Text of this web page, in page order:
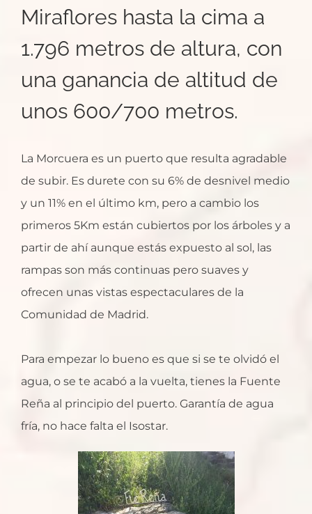
Miraflores hasta la cima a
1.796 metros de altura, con
una ganancia de altitud de
unos 600/700 metros.
La Morcuera es un puerto que resulta agradable
de subir. Es durete con su 6% de desnivel medio
y un 11% en el último km, pero a cambio los
primeros 5Km están cubiertos por los árboles y a
partir de ahí aunque estás expuesto al sol, las
rampas son más continuas pero suaves y
ofrecen unas vistas espectaculares de la
Comunidad de Madrid.
Para empezar lo bueno es que si se te olvidó el
agua, o se te acabó a la vuelta, tienes la Fuente
Reña al principio del puerto. Garantía de agua
fría, no hace falta el Isostar.